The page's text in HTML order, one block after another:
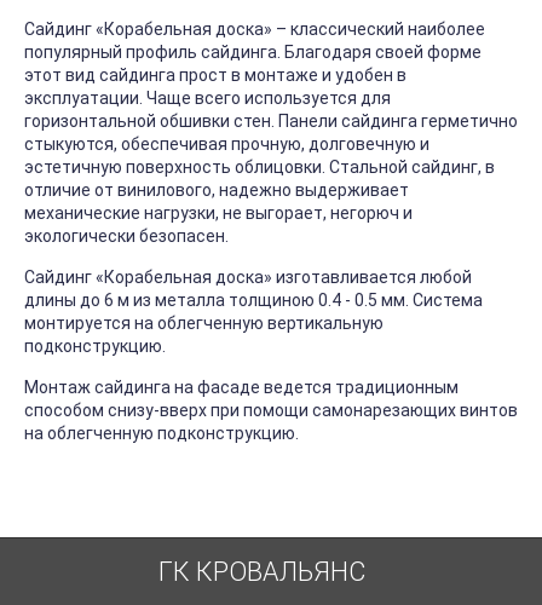
Сайдинг «Корабельная доска» – классический наиболее
популярный профиль сайдинга. Благодаря своей форме
этот вид сайдинга прост в монтаже и удобен в
эксплуатации. Чаще всего используется для
горизонтальной обшивки стен. Панели сайдинга герметично
стыкуются, обеспечивая прочную, долговечную и
эстетичную поверхность облицовки. Стальной сайдинг, в
отличие от винилового, надежно выдерживает
механические нагрузки, не выгорает, негорюч и
экологически безопасен.
Сайдинг «Корабельная доска» изготавливается любой
длины до 6 м из металла толщиною 0.4 - 0.5 мм. Система
монтируется на облегченную вертикальную
подконструкцию.
Монтаж сайдинга на фасаде ведется традиционным
способом снизу-вверх при помощи самонарезающих винтов
на облегченную подконструкцию.
ГК КРОВАЛЬЯНС